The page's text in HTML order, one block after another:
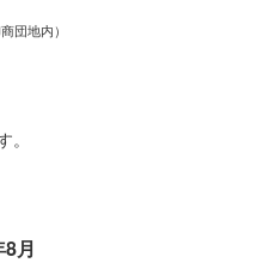
団地内）
。
月